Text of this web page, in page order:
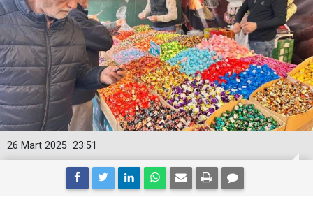
23:51
26 Mart 2025